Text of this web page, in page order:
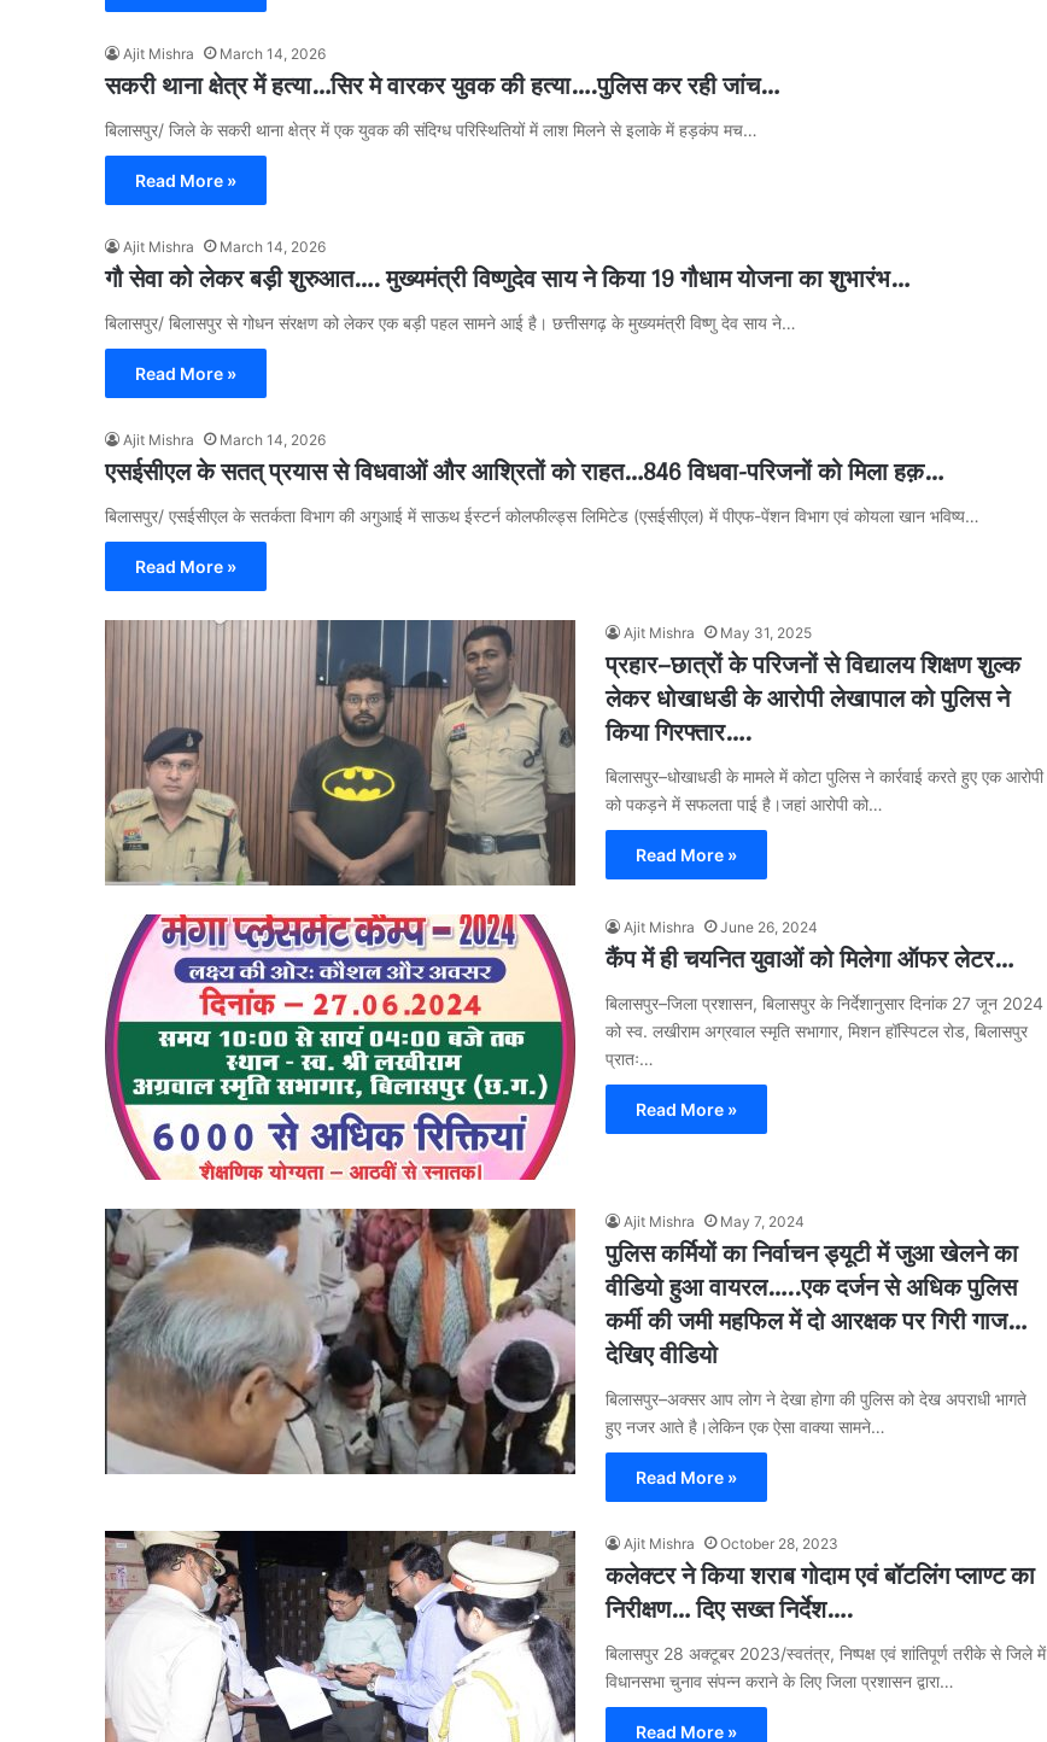
Ajit Mishra March 14, 2026
सकरी थाना क्षेत्र में हत्या…सिर मे वारकर युवक की हत्या….पुलिस कर रही जांच…
बिलासपुर/ जिले के सकरी थाना क्षेत्र में एक युवक की संदिग्ध परिस्थितियों में लाश मिलने से इलाके में हड़कंप मच…
Read More »
Ajit Mishra March 14, 2026
गौ सेवा को लेकर बड़ी शुरुआत…. मुख्यमंत्री विष्णुदेव साय ने किया 19 गौधाम योजना का शुभारंभ…
बिलासपुर/ बिलासपुर से गोधन संरक्षण को लेकर एक बड़ी पहल सामने आई है। छत्तीसगढ़ के मुख्यमंत्री विष्णु देव साय ने…
Read More »
Ajit Mishra March 14, 2026
एसईसीएल के सतत् प्रयास से विधवाओं और आश्रितों को राहत…846 विधवा-परिजनों को मिला हक़…
बिलासपुर/ एसईसीएल के सतर्कता विभाग की अगुआई में साऊथ ईस्टर्न कोलफील्ड्स लिमिटेड (एसईसीएल) में पीएफ-पेंशन विभाग एवं कोयला खान भविष्य…
Read More »
Ajit Mishra May 31, 2025
प्रहार–छात्रों के परिजनों से विद्यालय शिक्षण शुल्क
लेकर धोखाधडी के आरोपी लेखापाल को पुलिस ने
किया गिरफ्तार….
बिलासपुर–धोखाधडी के मामले में कोटा पुलिस ने कार्रवाई करते हुए एक आरोपी
को पकड़ने में सफलता पाई है।जहां आरोपी को…
Read More »
Ajit Mishra June 26, 2024
कैंप में ही चयनित युवाओं को मिलेगा ऑफर लेटर…
बिलासपुर–जिला प्रशासन, बिलासपुर के निर्देशानुसार दिनांक 27 जून 2024
को स्व. लखीराम अग्रवाल स्मृति सभागार, मिशन हॉस्पिटल रोड, बिलासपुर
प्रातः…
Read More »
Ajit Mishra May 7, 2024
पुलिस कर्मियों का निर्वाचन ड्यूटी में जुआ खेलने का
वीडियो हुआ वायरल…..एक दर्जन से अधिक पुलिस
कर्मी की जमी महफिल में दो आरक्षक पर गिरी गाज…
देखिए वीडियो
बिलासपुर–अक्सर आप लोग ने देखा होगा की पुलिस को देख अपराधी भागते
हुए नजर आते है।लेकिन एक ऐसा वाक्या सामने…
Read More »
Ajit Mishra October 28, 2023
कलेक्टर ने किया शराब गोदाम एवं बॉटलिंग प्लाण्ट का
निरीक्षण… दिए सख्त निर्देश….
बिलासपुर 28 अक्टूबर 2023/स्वतंत्र, निष्पक्ष एवं शांतिपूर्ण तरीके से जिले में
विधानसभा चुनाव संपन्न कराने के लिए जिला प्रशासन द्वारा…
Read More »